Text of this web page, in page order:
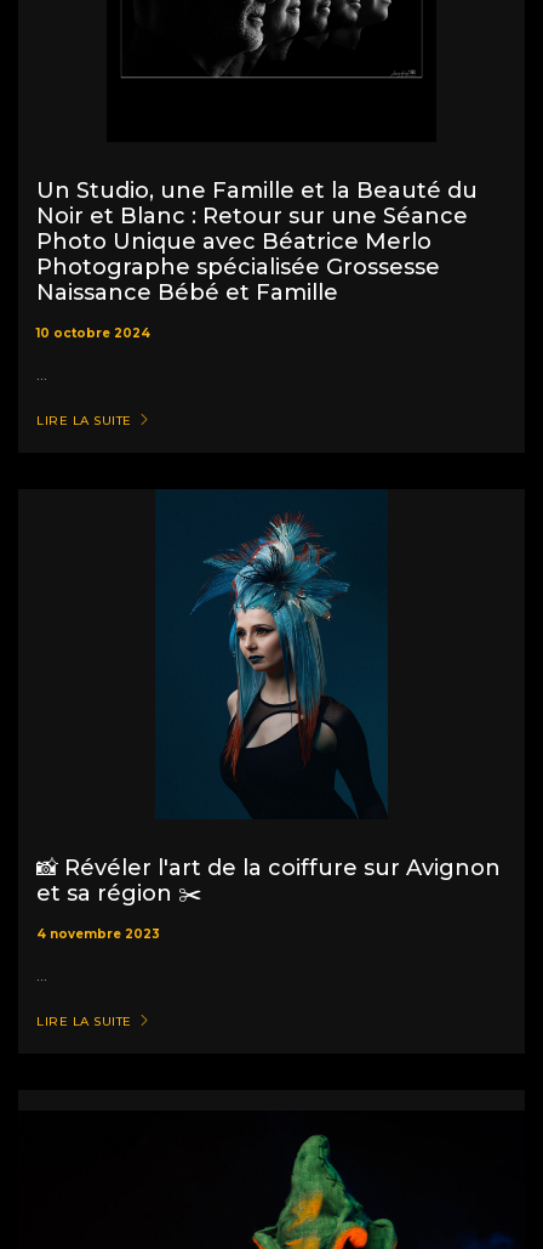
Un Studio, une Famille et la Beauté du
Noir et Blanc : Retour sur une Séance
Photo Unique avec Béatrice Merlo
Photographe spécialisée Grossesse
Naissance Bébé et Famille
10 octobre 2024
...
LIRE LA SUITE
📸 Révéler l'art de la coiffure sur Avignon
et sa région ✂️
4 novembre 2023
...
LIRE LA SUITE